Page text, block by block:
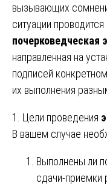
вызывающих
ситуации
почерковедческая
направленная на
подписей
их выполнения
1. Цели проведения
В вашем случае
Выполнены ли
сдачи-приемки